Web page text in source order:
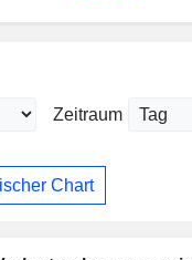
Zeitraum
Chart